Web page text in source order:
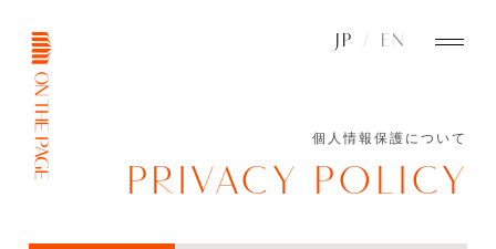
JP / EN
個人情報保護について
PRIVACY POLICY